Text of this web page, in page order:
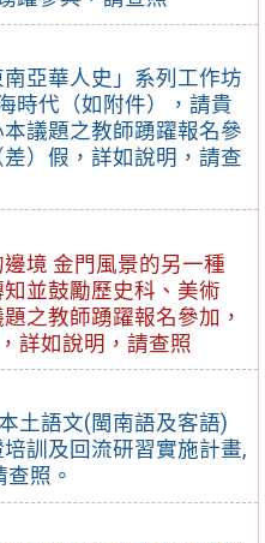
亞華人史」系列工作坊
時代（如附件），請貴
議題之教師踴躍報名參
）假，詳如說明，請查
境 金門風景的另一種
並鼓勵歷史科、美術
之教師踴躍報名參加，
詳如說明，請查照
土語文(閩南語及客語)
訓及回流研習實施計畫,
照。